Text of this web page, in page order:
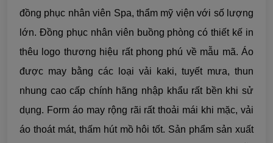
đồng phục nhân viên Spa, thẩm mỹ viện với số lượng
lớn. Đồng phục nhân viên buồng phòng có thiết kế in
thêu logo thương hiệu rất phong phú về mẫu mã. Áo
được may bằng các loại vải kaki, tuyết mưa, thun
nhung cao cấp chính hãng nhập khẩu rất bền khi sử
dụng. Form áo may rộng rãi rất thoải mái khi mặc, vải
áo thoát mát, thấm hút mồ hôi tốt. Sản phẩm sản xuất